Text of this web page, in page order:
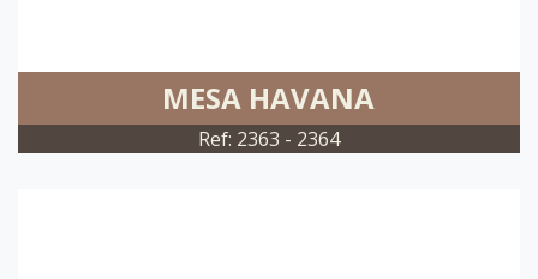
MESA HAVANA
Ref: 2363 - 2364